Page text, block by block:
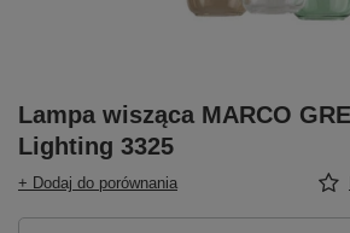
Lampa wisząca MARCO
Lighting 3325
+ Dodaj do porównania